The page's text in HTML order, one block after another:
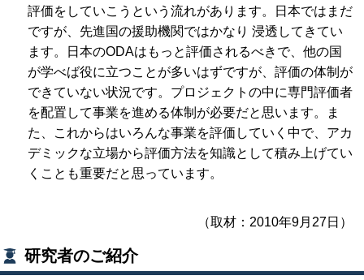
評価をしていこうという流れがあります。日本ではまだ
ですが、先進国の援助機関ではかなり 浸透してきてい
ます。日本のODAはもっと評価されるべきで、他の国
が学べば役に立つことが多いはずですが、評価の体制が
できていない状況です。プロジェクトの中に専門評価者
を配置して事業を進める体制が必要だと思います。ま
た、これからはいろんな事業を評価していく中で、アカ
デミックな立場から評価方法を知識として積み上げてい
くことも重要だと思っています。
（取材：2010年9月27日）
研究者のご紹介